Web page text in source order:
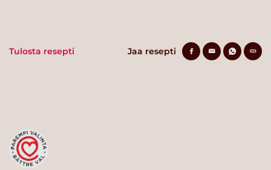
Tulosta resepti Jaa resepti